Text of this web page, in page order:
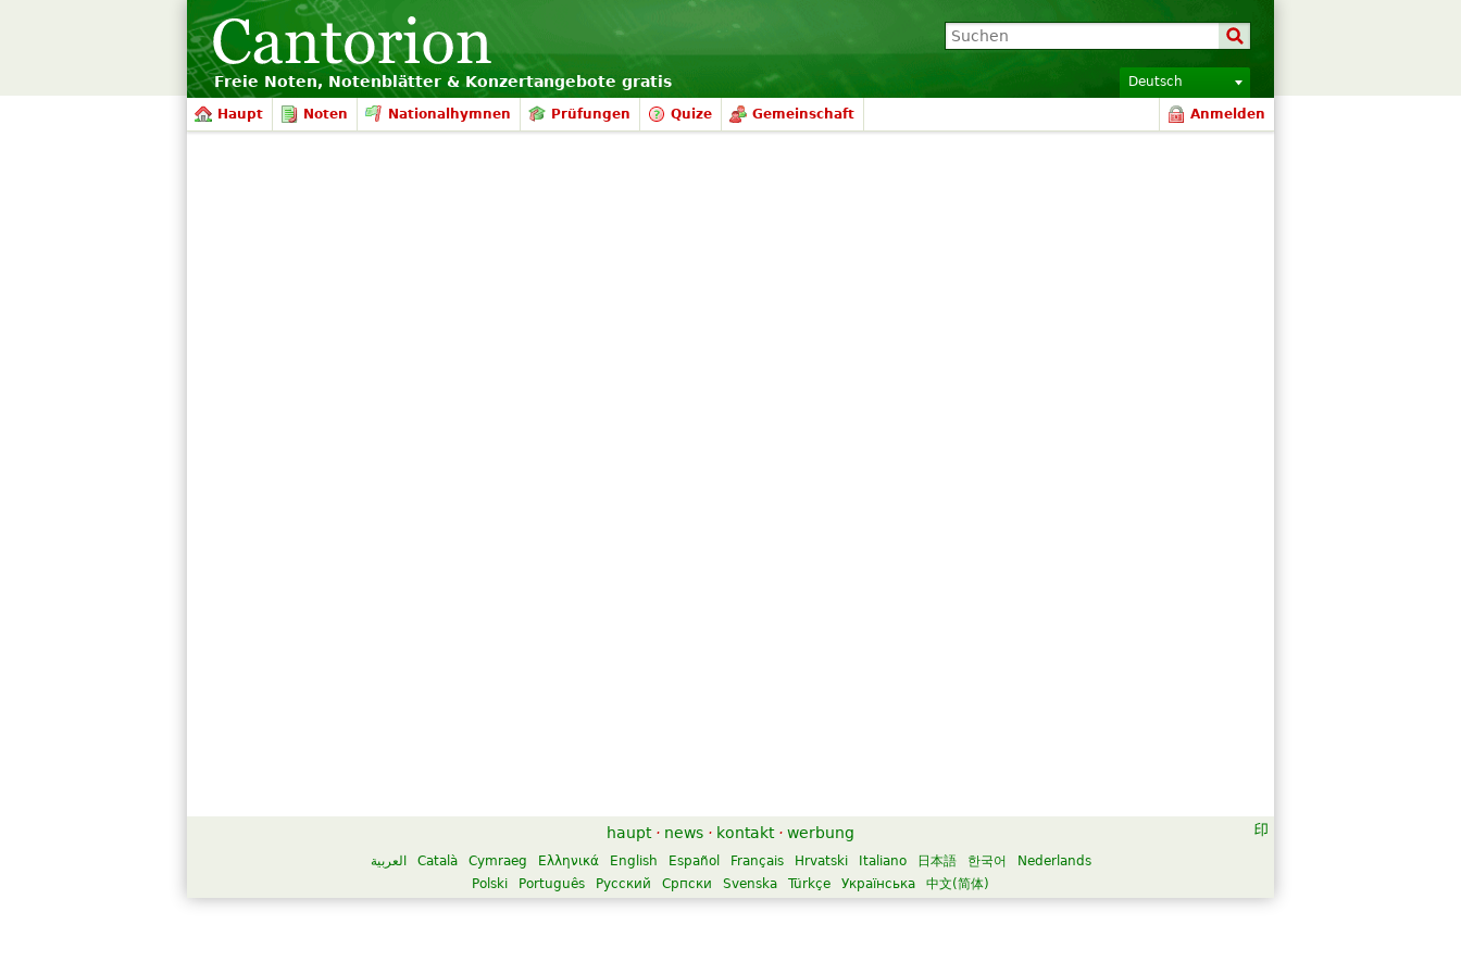
Freie Noten, Notenblätter & Konzertangebote gratis Deutsch
Haupt Noten Nationalhymnen Prüfungen Quize Gemeinschaft Anmelden
haupt · news · kontakt · werbung
العربية Català Cymraeg Ελληνικά English Español Français Hrvatski Italiano 日本語 한국어
Nederlands
Polski
Português Русский Српски Svenska Türkçe Українська 中文(简体)